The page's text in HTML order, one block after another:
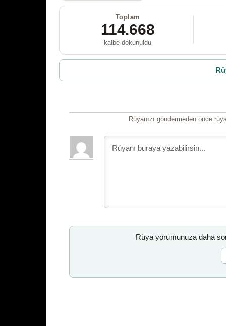
Toplam
114.668
kalbe dokunuldu
Rüyanızı göndermeden önce
Rüya yorumunuza daha